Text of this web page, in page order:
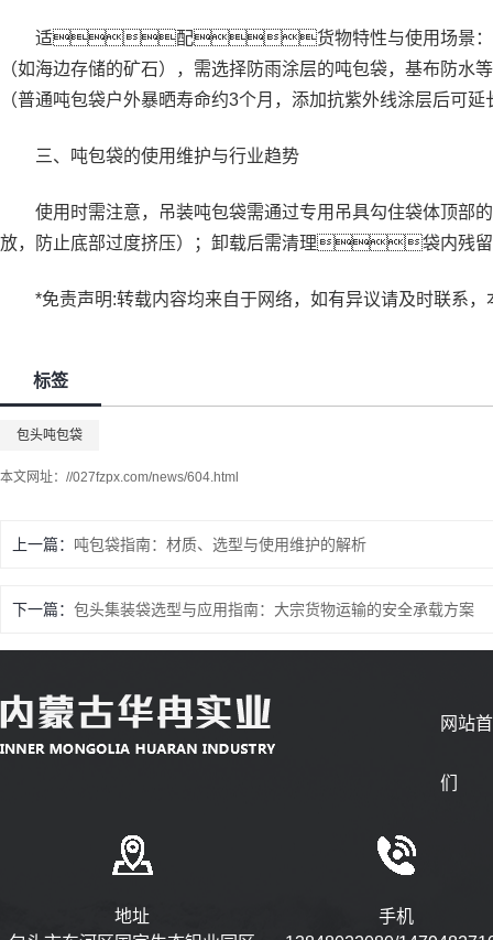
适配货物特性与使用场景：装载粉末
（如海边存储的矿石），需选择防雨涂层的吨包袋，基布防
（普通吨包袋户外暴晒寿命约3个月，添加抗紫外线涂层后可
三、吨包袋的使用维护与行业趋势
使用时需注意，吊装吨包袋需通过专用吊具勾住袋体顶部的
放，防止底部过度挤压）；卸载后需清理袋内残留
*免责声明:转载内容均来自于网络，如有异议请及时联系，
标签
包头吨包袋
本文网址： //027fzpx.com/news/604.html
上一篇： 吨包袋指南：材质、选型与使用维护的解析
下一篇： 包头集装袋选型与应用指南：大宗货物运输的安全承载方案
网站
们
地址
手机